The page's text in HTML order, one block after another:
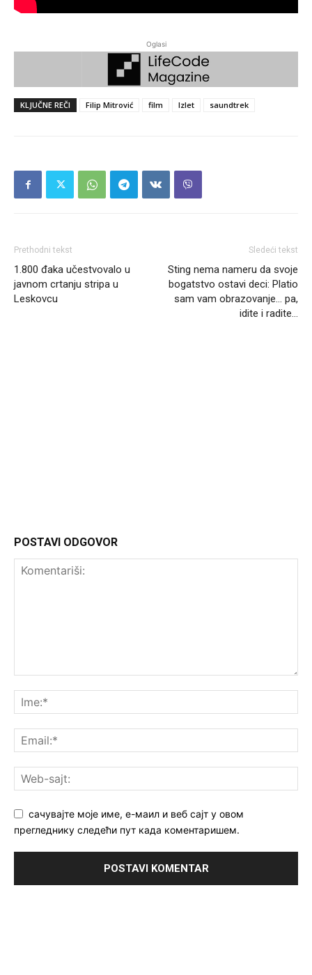
Oglasi
KLJUČNE REČI Filip Mitrović film Izlet saundtrek
Prethodni tekst
1.800 đaka učestvovalo u
javnom crtanju stripa u
Leskovcu
Sledeći tekst
Sting nema nameru da svoje
bogatstvo ostavi deci: Platio
sam vam obrazovanje… pa,
idite i radite…
POSTAVI ODGOVOR
сачувајте моје име, е-маил и веб сајт у овом
прегледнику следећи пут када коментаришем.